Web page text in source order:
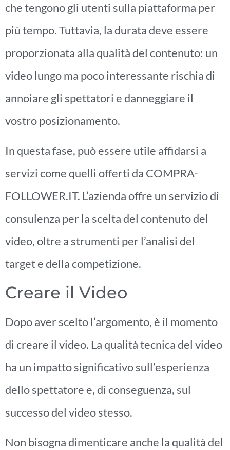
che tengono gli utenti sulla piattaforma per
più tempo. Tuttavia, la durata deve essere
proporzionata alla qualità del contenuto: un
video lungo ma poco interessante rischia di
annoiare gli spettatori e danneggiare il
vostro posizionamento.
In questa fase, può essere utile affidarsi a
servizi come quelli offerti da COMPRA-
FOLLOWER.IT. L’azienda offre un servizio di
consulenza per la scelta del contenuto del
video, oltre a strumenti per l’analisi del
target e della competizione.
Creare il Video
Dopo aver scelto l’argomento, è il momento
di creare il video. La qualità tecnica del video
ha un impatto significativo sull’esperienza
dello spettatore e, di conseguenza, sul
successo del video stesso.
Non bisogna dimenticare anche la qualità del